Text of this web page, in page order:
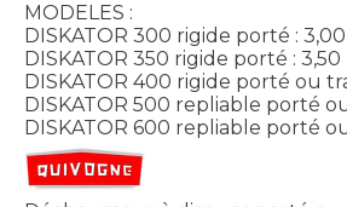
MODELES :
DISKATOR 300 rigide porté :
DISKATOR 350 rigide porté :
DISKATOR 400 rigide porté ou
DISKATOR 500 repliable porté
DISKATOR 600 repliable porté